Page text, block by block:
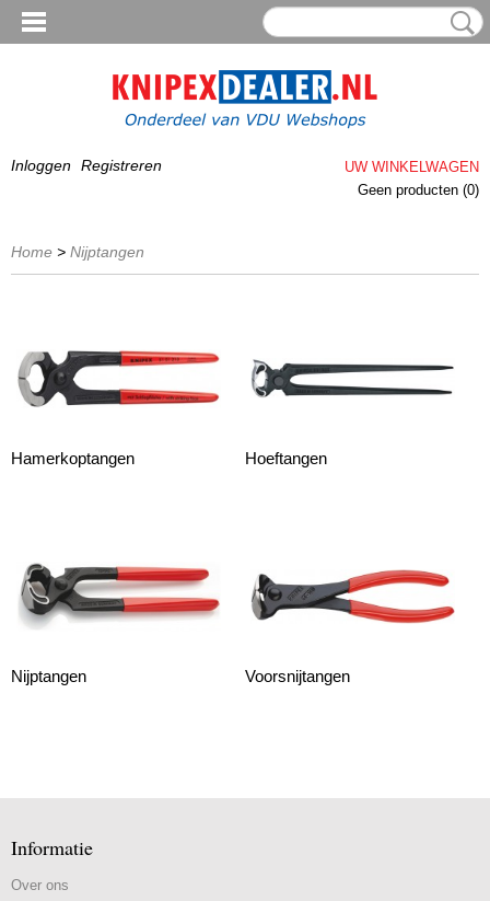
Inloggen Registreren
UW WINKELWAGEN
Geen producten (0)
Home > Nijptangen
Hamerkoptangen Hoeftangen
Nijptangen Voorsnijtangen
Informatie
Over ons